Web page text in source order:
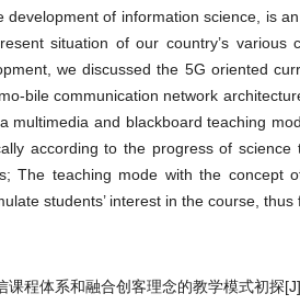
of information science, is
situation of our country’s various
we discussed the 5G oriented
bile communication network
and blackboard teaching
according to the progress of science
The teaching mode with the concept
students’ interest in the course,
程体系和融合创客理念的教学模式初探